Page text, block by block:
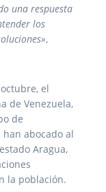
una respuesta
los
,
el
de Venezuela,
de
abocado al
Aragua,
la población.